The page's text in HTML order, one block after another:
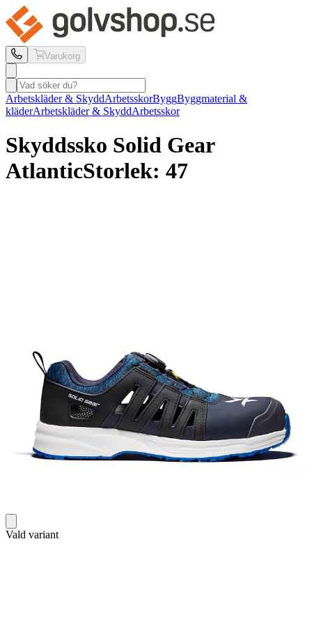
Varukorg
Arbetskläder & SkyddArbetsskorByggByggmaterial &
kläderArbetskläder & SkyddArbetsskor
Skyddssko Solid Gear
AtlanticStorlek: 47
Vald variant